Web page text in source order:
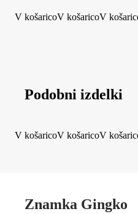
V košaricoV košaricoV
Podobni izdelki
V košaricoV košaricoV
Znamka Gingko